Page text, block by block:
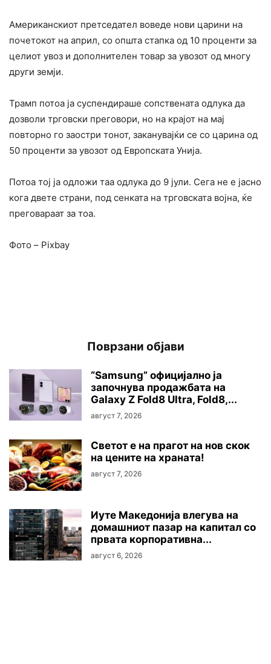
Американскиот претседател воведе нови царини на
почетокот на април, со општа стапка од 10 проценти за
целиот увоз и дополнителен товар за увозот од многу
други земји.
Трамп потоа ја суспендираше сопствената одлука да
дозволи трговски преговори, но на крајот на мај
повторно го заостри тонот, заканувајќи се со царина од
50 проценти за увозот од Европската Унија.
Потоа тој ја одложи таа одлука до 9 јули. Сега не е јасно
кога двете страни, под сенката на трговската војна, ќе
преговараат за тоа.
Фото – Pixbay
Поврзани објави
“Samsung” официјално ја
започнува продажбата на
Galaxy Z Fold8 Ultra, Fold8,...
август 7, 2026
Светот е на прагот на нов скок
на цените на храната!
август 7, 2026
Иуте Македонија влегува на
домашниот пазар на капитал со
првата корпоративна...
август 6, 2026